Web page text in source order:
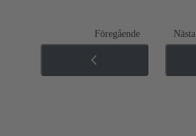
Föregående Nästa